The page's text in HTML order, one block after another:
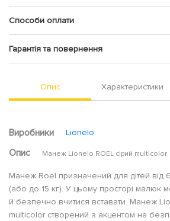
Способи оплати
Гарантія та повернення
Опис Характеристики
Виробники Lionelo
Опис Манеж Lionelo ROEL сірий multicolor
Манеж Roel призначений для дітей від 6
(або до 15 кг). У цьому просторі малюк
й безпечно вчитися вставати. Манеж
multicolor створений з акцентом на